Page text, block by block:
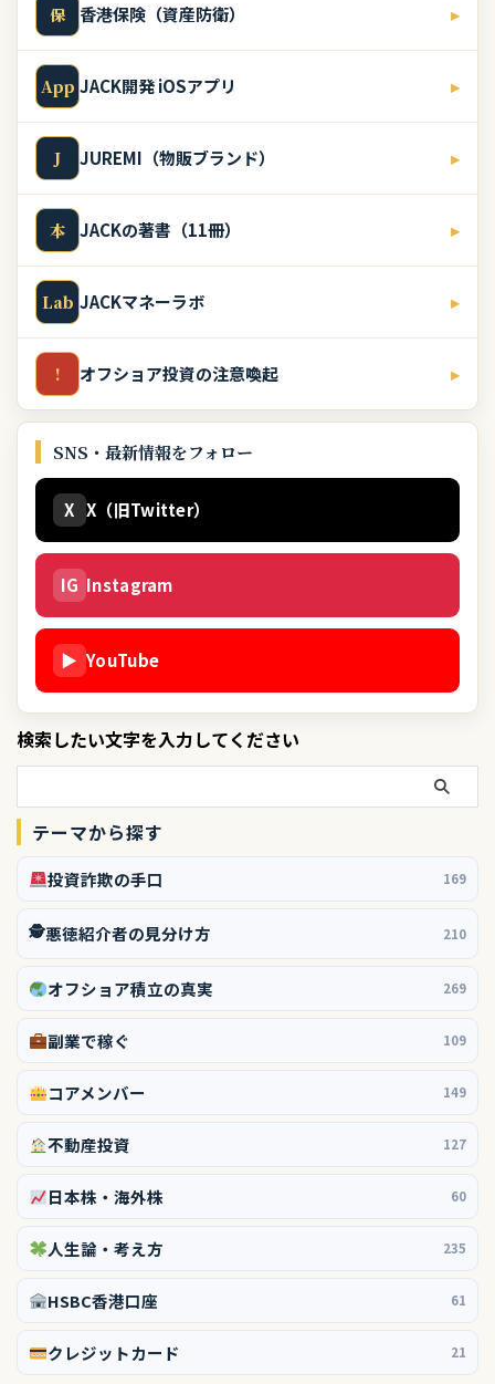
保 香港保険（資産防衛） ▸
App JACK開発 iOSアプリ ▸
J JUREMI（物販ブランド） ▸
本 JACKの著書（11冊） ▸
Lab JACKマネーラボ ▸
! オフショア投資の注意喚起 ▸
SNS・最新情報をフォロー
X X（旧Twitter）
IG Instagram
▶ YouTube
検索したい文字を入力してください
テーマから探す
投資詐欺の手口 169
🕵️悪徳紹介者の見分け方 210
オフショア積立の真実 269
副業で稼ぐ 109
コアメンバー 149
不動産投資 127
日本株・海外株 60
人生論・考え方 235
HSBC香港口座 61
クレジットカード 21